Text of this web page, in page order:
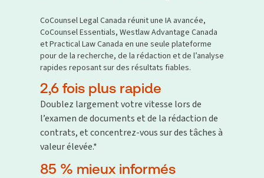
CoCounsel Legal Canada réunit une IA avancée,
CoCounsel Essentials, Westlaw Advantage Canada
et Practical Law Canada en une seule plateforme
pour de la recherche, de la rédaction et de l’analyse
rapides reposant sur des résultats fiables.
2,6 fois plus rapide
Doublez largement votre vitesse lors de
l’examen de documents et de la rédaction de
contrats, et concentrez-vous sur des tâches à
valeur élevée.*
85 % mieux informés